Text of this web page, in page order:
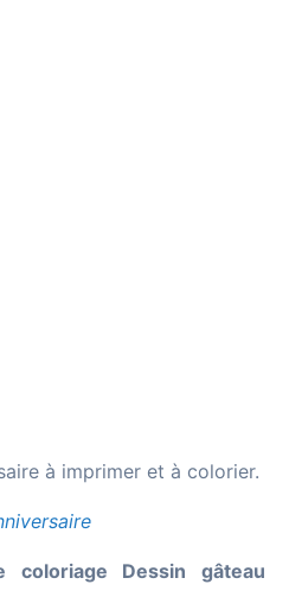
à imprimer et à colorier.
coloriage Dessin gâteau